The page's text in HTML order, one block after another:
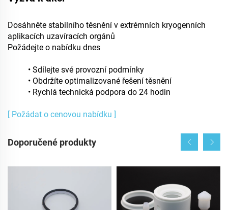
Dosáhněte stabilního těsnění v extrémních kryogenních
aplikacích uzavíracích orgánů
Požádejte o nabídku dnes
• Sdílejte své provozní podmínky
• Obdržíte optimalizované řešení těsnění
• Rychlá technická podpora do 24 hodin
[ Požádat o cenovou nabídku ]
Doporučené produkty